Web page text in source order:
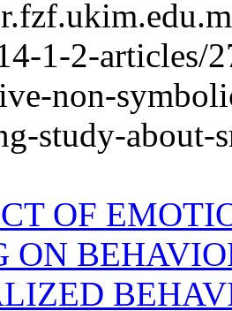
1-2-articles/
non-
study-about-
OF
ON